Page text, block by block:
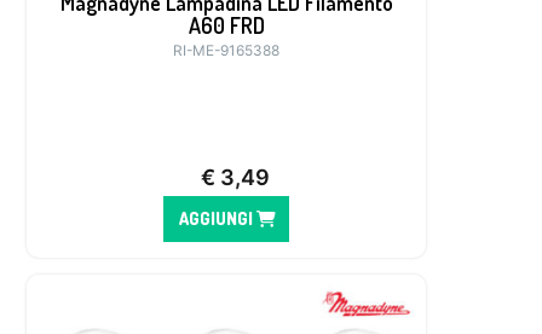
A60 FRD
RI-ME-9165388
€ 3,49
AGGIUNGI